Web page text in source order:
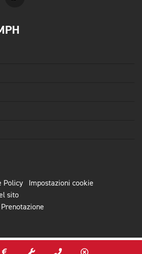
Policy
Impostazioni cookie
sito